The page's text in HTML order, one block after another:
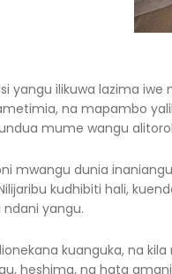
yangu ilikuwa lazima
na mapambo
mume wangu
mwangu dunia
kudhibiti hali,
ndani yangu.
kuanguka, na
heshima, na hata